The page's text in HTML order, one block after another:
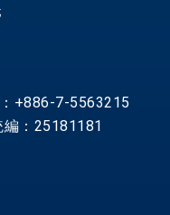
+886-7-5563215
編：25181181